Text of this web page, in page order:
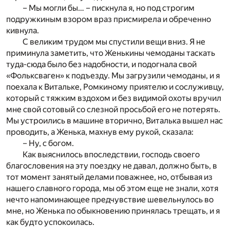
– Мы могли бы… – пискнула я, но под строгим
подружкиным взором враз присмирела и обреченно
кивнула.
С великим трудом мы спустили вещи вниз. Я не
приминула заметить, что Женькины чемоданы таскать
туда-сюда было без надобности, и подогнала свой
«Фольксваген» к подъезду. Мы загрузили чемоданы, и я
поехала к Витальке, Ромкиному приятелю и сослуживцу,
который с тяжким вздохом и без видимой охоты вручил
мне свой сотовый со слезной просьбой его не потерять.
Мы устроились в машине вторично, Виталька вышел нас
проводить, а Женька, махнув ему рукой, сказала:
– Ну, с богом.
Как выяснилось впоследствии, господь своего
благословения на эту поездку не давал, должно быть, в
тот момент занятый делами поважнее, но, отбывая из
нашего славного города, мы об этом еще не знали, хотя
нечто напоминающее предчувствие шевельнулось во
мне, но Женька по обыкновению принялась трещать, и я
как будто успокоилась.